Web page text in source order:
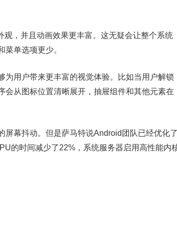
，并且动画效果更丰富。这无疑会让整个系统
单选项更少。
用户带来更丰富的视觉体验。比如当用户解锁
从图标位置清晰展开，抽屉组件和其他元素在
屏幕抖动。但是萨马特说Android团队已经优化
的时间减少了22%，系统服务器启用高性能内